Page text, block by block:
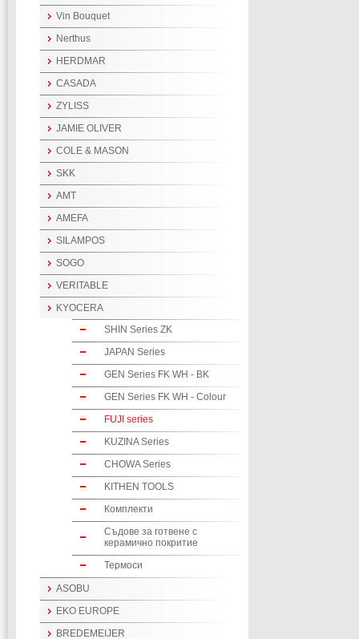
Vin Bouquet
Nerthus
HERDMAR
CASADA
ZYLISS
JAMIE OLIVER
COLE & MASON
SKK
AMT
AMEFA
SILAMPOS
SOGO
VERITABLE
KYOCERA
SHIN Series ZK
JAPAN Series
GEN Series FK WH - BK
GEN Series FK WH - Colour
FUJI series
KUZINA Series
CHOWA Series
KITHEN TOOLS
Комплекти
Съдове за готвене с
керамично покритие
Термоси
ASOBU
EKO EUROPE
BREDEMEIJER